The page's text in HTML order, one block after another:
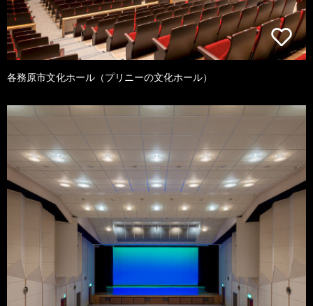
各務原市文化ホール（プリニーの文化ホール）